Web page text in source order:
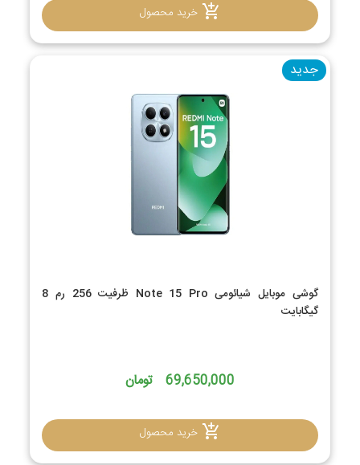
خرید محصول
جدید
گوشی موبایل شیائومی Note 15 Pro ظرفیت 256 رم 8
گیگابایت
69,650,000 تومان
خرید محصول